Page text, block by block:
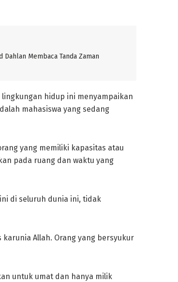
Dahlan Membaca Tanda Zaman
hidup ini menyampaikan
mahasiswa yang sedang
yang memiliki kapasitas atau
pada ruang dan waktu yang
di seluruh dunia ini, tidak
Allah. Orang yang bersyukur
untuk umat dan hanya milik